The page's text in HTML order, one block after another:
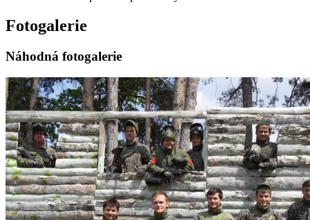
Fotogalerie
Náhodná fotogalerie